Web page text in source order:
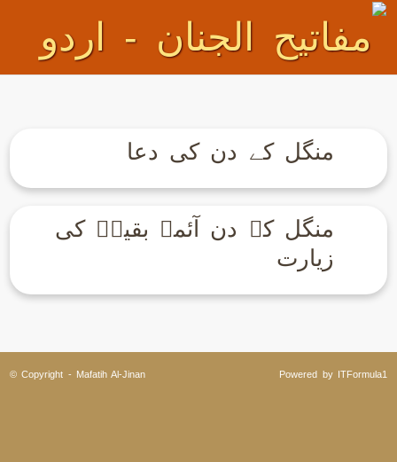
منگل کے دن کی دعا
منگل کے دن آئمہ بقیعؑ کی
زیارت
© Copyright - Mafatih Al-Jinan Powered by ITFormula1